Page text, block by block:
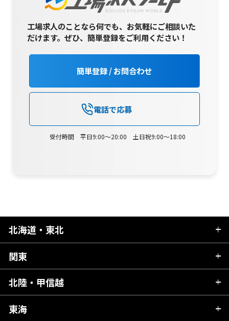
工場求人のことなら何でも、お気軽にご相談いた
だけます。ぜひ、簡単登録をご利用ください！
簡単登録 / お問合わせ
電話で応募
受付時間 平日9:00～20:00 土日祝9:00～18:00
北海道・東北
北海道
青森県
秋田県
関東
茨城県
栃木県
北陸・甲信越
新潟県
東海